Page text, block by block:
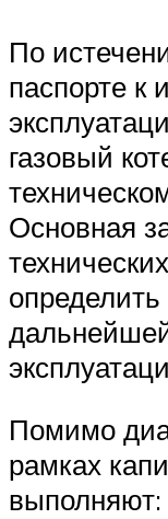
По
паспорте к
газовый
Основная
Помимо
рамках
выполняют: